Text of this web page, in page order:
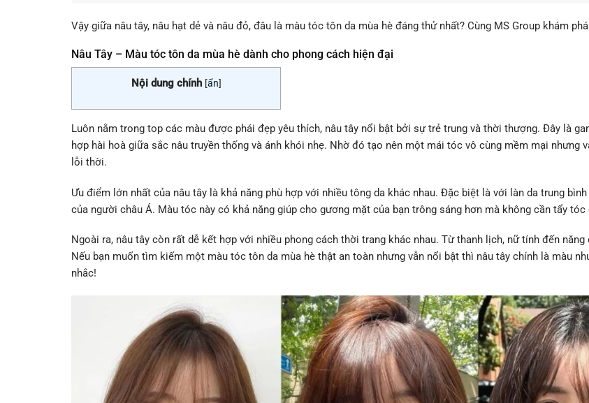
Vậy giữa nâu tây, nâu hạt dẻ và nâu đỏ, đâu là màu tóc tôn da mùa hè đáng thử nhất? Cùng MS Group khám
Nâu Tây – Màu tóc tôn da mùa hè dành cho phong cách hiện đại
Nội dung chính [ẩn]
Luôn nằm trong top các màu được phái đẹp yêu thích, nâu tây nổi bật bởi sự trẻ trung và thời thượng. Đây là
hợp hài hoà giữa sắc nâu truyền thống và ánh khói nhẹ. Nhờ đó tạo nên một mái tóc vô cùng mềm mại nhưng
lỗi thời.
Ưu điểm lớn nhất của nâu tây là khả năng phù hợp với nhiều tông da khác nhau. Đặc biệt là với làn da trung
của người châu Á. Màu tóc này có khả năng giúp cho gương mặt của bạn trông sáng hơn mà không cần tẩy tóc
Ngoài ra, nâu tây còn rất dễ kết hợp với nhiều phong cách thời trang khác nhau. Từ thanh lịch, nữ tính đến năng
Nếu bạn muốn tìm kiếm một màu tóc tôn da mùa hè thật an toàn nhưng vẫn nổi bật thì nâu tây chính là màu
nhắc!